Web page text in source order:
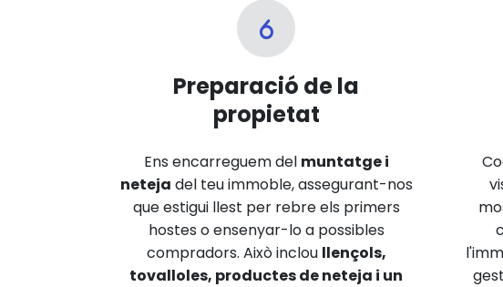
Preparació de la
propietat
Ens encarreguem del muntatge i
neteja del teu immoble, assegurant-nos
que estigui llest per rebre els primers
hostes o ensenyar-lo a possibles
compradors. Això inclou llençols,
tovalloles, productes de neteja i un